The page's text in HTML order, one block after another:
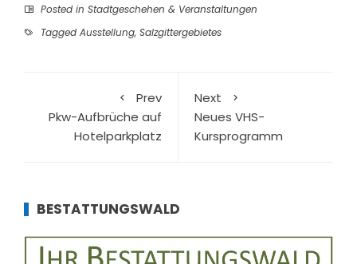
Posted in Stadtgeschehen & Veranstaltungen
Tagged Ausstellung, Salzgittergebietes
Prev
Pkw-Aufbrüche auf
Hotelparkplatz
Next
Neues VHS-
Kursprogramm
BESTATTUNGSWALD